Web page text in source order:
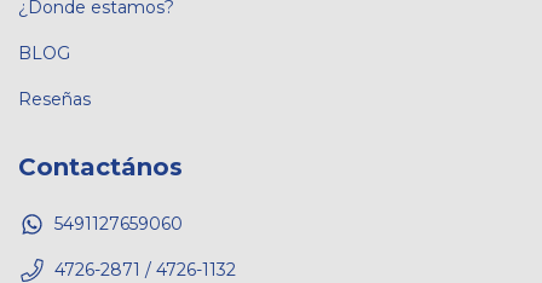
¿Donde estamos?
BLOG
Reseñas
Contactános
5491127659060
4726-2871 / 4726-1132